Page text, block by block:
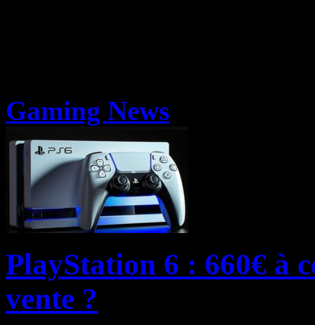
Gaming News
PlayStation 6 : 660€ à
vente ?